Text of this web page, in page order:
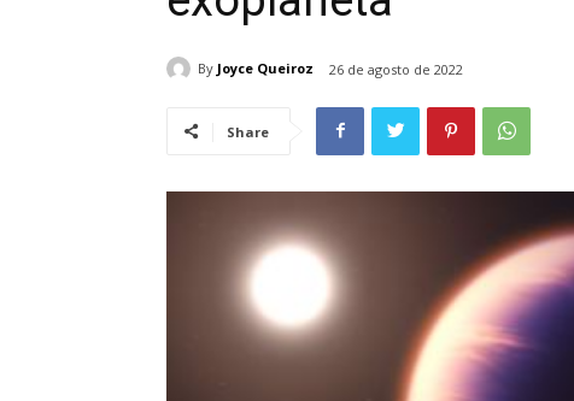
By Joyce Queiroz 26 de agosto de 2022
Share